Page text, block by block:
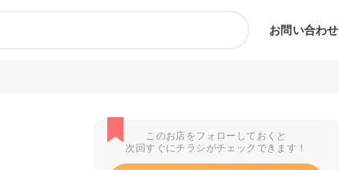
お問い合わせ
このお店をフォローしておくと
次回すぐにチラシがチェックできます！